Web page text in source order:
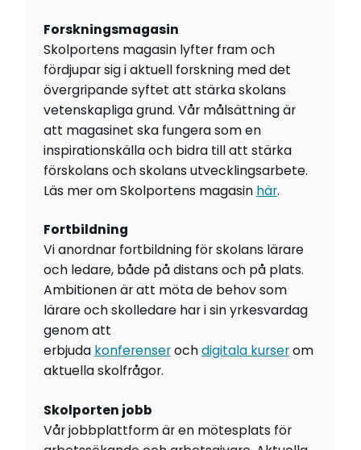
Forskningsmagasin
Skolportens magasin lyfter fram och
fördjupar sig i aktuell forskning med det
övergripande syftet att stärka skolans
vetenskapliga grund. Vår målsättning är
att magasinet ska fungera som en
inspirationskälla och bidra till att stärka
förskolans och skolans utvecklingsarbete.
Läs mer om Skolportens magasin här.
Fortbildning
Vi anordnar fortbildning för skolans lärare
och ledare, både på distans och på plats.
Ambitionen är att möta de behov som
lärare och skolledare har i sin yrkesvardag
genom att
erbjuda konferenserochdigitala kurserom
aktuella skolfrågor.
Skolporten jobb
Vår jobbplattform är en mötesplats för